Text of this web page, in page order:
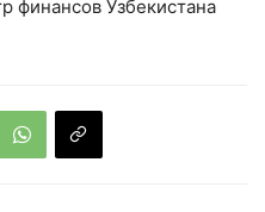
финансов Узбекистана